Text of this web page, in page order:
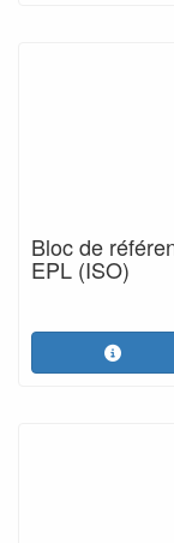
Bloc de
EPL (ISO)